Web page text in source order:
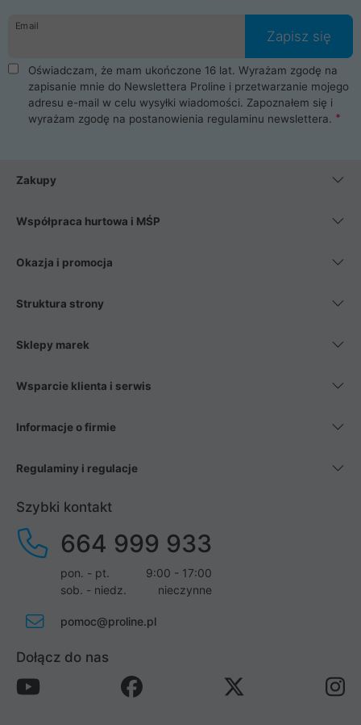
danych osobowych. Dlatego zakup notebooka albo laptopa w
ProLine to czysta przyjemność i pełne bezpieczeństwo.
Zaopatrzysz się u nas w akcesoria i części komputerowe
takie jak procesory, karty graficzne, płyty główne, pamięci,
dyski SSD, M.2 oraz HDD. Nasi pracownicy pomogą Ci wybrać
najlepszy zasilacz komputerowy oraz obudowę do komputera.
Poza komputerami mamy również najlepsze na rynku
Smartfony takich producentów jak Xiaomi, Apple, Samsung i
wentylatory. Na koniec mając już to wszystko, możesz
Email
Zapisz się
Oświadczam, że mam ukończone 16 lat. Wyrażam zgodę na
zapisanie mnie do Newslettera Proline i przetwarzanie mojego
adresu e-mail w celu wysyłki wiadomości. Zapoznałem się i
wyrażam zgodę na postanowienia regulaminu newslettera.
Zakupy
Współpraca hurtowa i MŚP
Okazja i promocja
Struktura strony
Sklepy marek
Wsparcie klienta i serwis
Informacje o firmie
Regulaminy i regulacje
Szybki kontakt
664 999 933
pon. - pt.
9:00 - 17:00
sob. - niedz.
nieczynne
pomoc@proline.pl
Dołącz do nas